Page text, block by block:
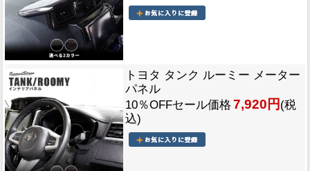
トヨタ タンク ルーミー メーター
パネル
10％OFFセール価格 7,920円 (税
込)